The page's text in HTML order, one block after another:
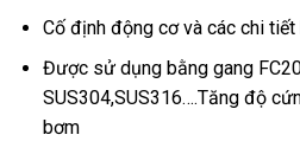
Cố định động cơ và các chi
Được sử dụng bằng gang
SUS304,SUS316….Tăng độ
bơm